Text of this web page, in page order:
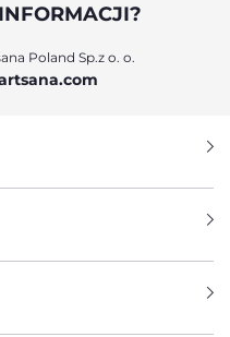
Poland Sp.z o. o.